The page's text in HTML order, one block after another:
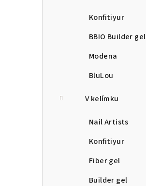
Konfitiyur
BBIO Builder gel
Modena
BluLou
V kelímku
Nail Artists
Konfitiyur
Fiber gel
Builder gel